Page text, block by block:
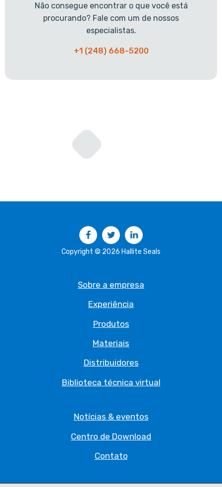
Não consegue encontrar o que você está
procurando? Fale com um de nossos
especialistas.
+1 (248) 668-5200
FacebookTwitter
Copyright © 2026 Hallite Seals
Sobre a empresa
Experiência
Produtos
Materiais
Distribuidores
Biblioteca técnica virtual
Notícias & eventos
Centro de Download
Contato